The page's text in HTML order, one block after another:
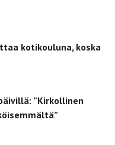
kotikouluna, koska
”Kirkollinen